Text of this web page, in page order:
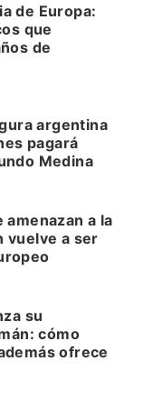
de Europa:
que
de
argentina
pagará
Medina
a la
vuelve a ser
su
cómo
ofrece